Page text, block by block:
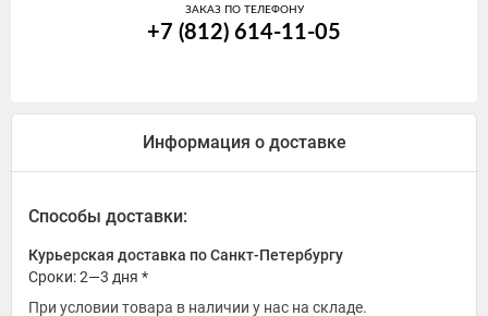
ЗАКАЗ ПО ТЕЛЕФОНУ
+7 (812) 614-11-05
Информация о доставке
Способы доставки:
Курьерская доставка по Санкт-Петербургу
Сроки: 2—3 дня *
При условии товара в наличии у нас на складе.